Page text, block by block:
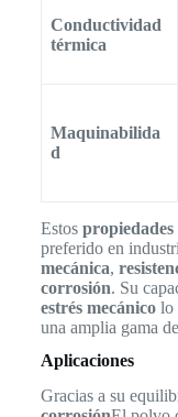
Conductividad
térmica
Maquinabilida
d
Estos propiedades
preferido en
mecánica,
corrosión. Su
estrés mecánicolo
una amplia gama
Aplicaciones
Gracias a su